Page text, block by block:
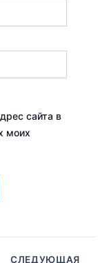
сайта в
моих
СЛЕДУЮЩАЯ